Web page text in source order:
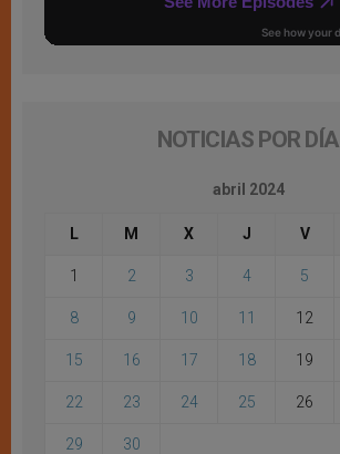
NOTICIAS POR DÍA
abril 2024
L M X J V
1 2 3 4 5
8 9 10 11 12
15 16 17 18 19
22 23 24 25 26
29 30